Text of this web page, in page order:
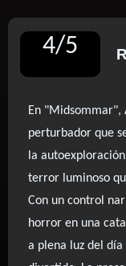
4/5
En "Midsommar",
perturbador que
la
terror luminoso
Con un control
horror en una
a plena luz del día